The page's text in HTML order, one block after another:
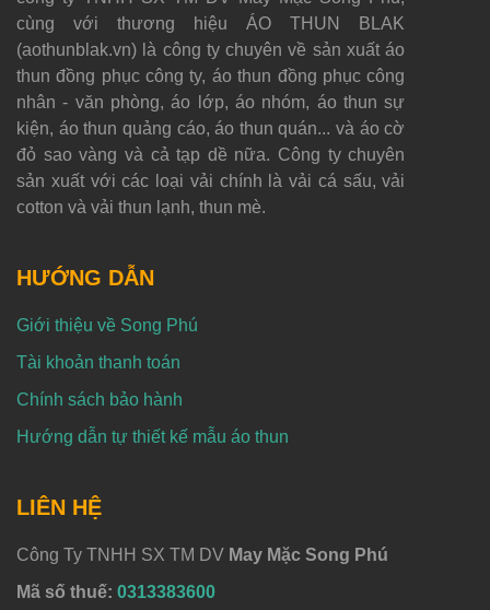
cùng với thương hiệu ÁO THUN BLAK
(aothunblak.vn) là công ty chuyên về sản xuất áo
thun đồng phục công ty, áo thun đồng phục công
nhân - văn phòng, áo lớp, áo nhóm, áo thun sự
kiện, áo thun quảng cáo, áo thun quán... và áo cờ
đỏ sao vàng và cả tạp dề nữa. Công ty chuyên
sản xuất với các loại vải chính là vải cá sấu, vải
cotton và vải thun lạnh, thun mè.
HƯỚNG DẪN
Giới thiệu về Song Phú
Tài khoản thanh toán
Chính sách bảo hành
Hướng dẫn tự thiết kế mẫu áo thun
LIÊN HỆ
Công Ty TNHH SX TM DV May Mặc Song Phú
Mã số thuế: 0313383600